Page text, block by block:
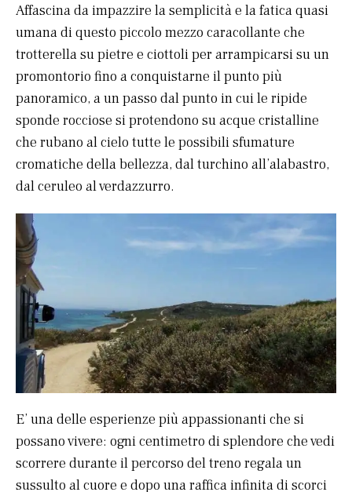
Affascina da impazzire la semplicità e la fatica quasi
umana di questo piccolo mezzo caracollante che
trotterella su pietre e ciottoli per arrampicarsi su un
promontorio fino a conquistarne il punto più
panoramico, a un passo dal punto in cui le ripide
sponde rocciose si protendono su acque cristalline
che rubano al cielo tutte le possibili sfumature
cromatiche della bellezza, dal turchino all’alabastro,
dal ceruleo al verdazzurro.
E’ una delle esperienze più appassionanti che si
possano vivere: ogni centimetro di splendore che vedi
scorrere durante il percorso del treno regala un
sussulto al cuore e dopo una raffica infinita di scorci